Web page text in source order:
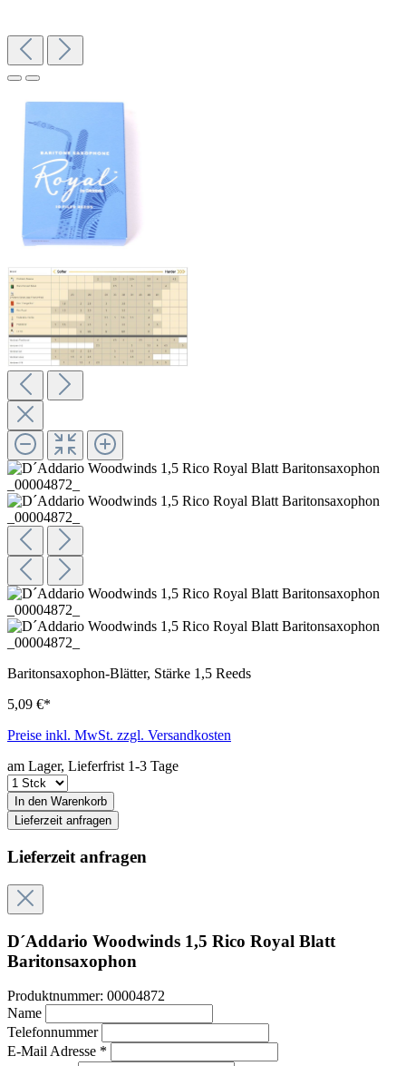
Baritonsaxophon-Blätter, Stärke 1,5 Reeds
5,09 €*
Preise inkl. MwSt. zzgl. Versandkosten
am Lager, Lieferfrist 1-3 Tage
In den Warenkorb
Lieferzeit anfragen
Lieferzeit anfragen
D´Addario Woodwinds 1,5 Rico Royal Blatt
Baritonsaxophon
Produktnummer: 00004872
Name
Telefonnummer
E-Mail Adresse *